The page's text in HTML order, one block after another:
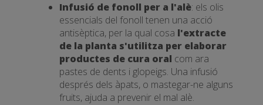
Infusió de fonoll per a l'alè: els olis
essencials del fonoll tenen una acció
antisèptica, per la qual cosa l'extracte
de la planta s'utilitza per elaborar
productes de cura oral com ara
pastes de dents i glopeigs. Una infusió
després dels àpats, o mastegar-ne alguns
fruits, ajuda a prevenir el mal alè.